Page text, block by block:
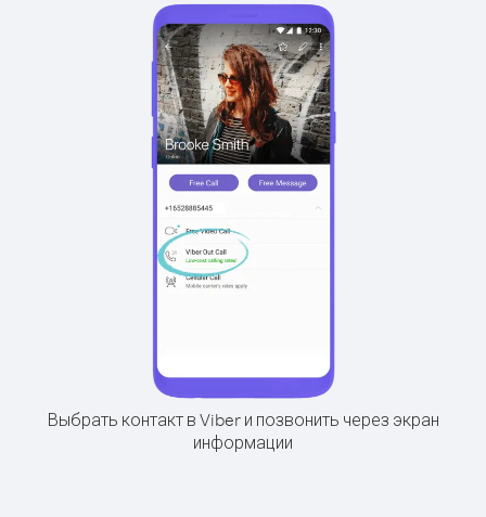
Выбрать контакт в Viber и позвонить через экран
информации